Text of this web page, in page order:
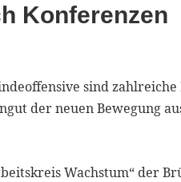
Konferenzen
sind zahlreiche
der neuen Bewegung
Wachstum“ der